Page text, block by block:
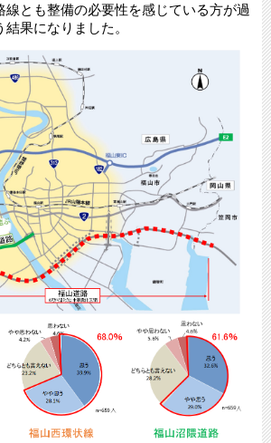
線とも整備の必要性を感じている方が過
果になりました。